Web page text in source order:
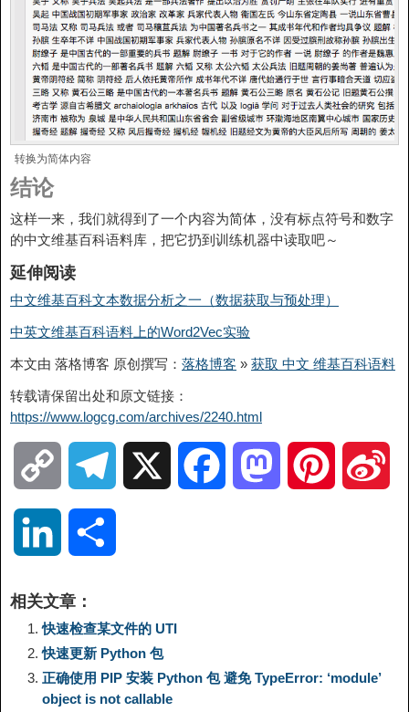
转换为简体内容
结论
这样一来，我们就得到了一个内容为简体，没有标点符号和数字
的中文维基百科语料库，把它扔到训练机器中读取吧～
延伸阅读
中文维基百科文本数据分析之一（数据获取与预处理）
中英文维基百科语料上的Word2Vec实验
本文由 落格博客 原创撰写： 落格博客 » 获取 中文 维基百科语料
转载请保留出处和原文链接：
https://www.logcg.com/archives/2240.html
o
y
L
i
g
r
n
k
相关文章：
快速检查某文件的 UTI
快速更新 Python 包
正确使用 PIP 安装 Python 包 避免 TypeError: ‘module’
object is not callable